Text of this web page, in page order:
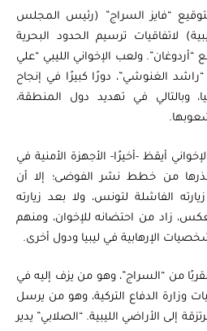
“فايز السراج” (رئيس المجلس
لاتفاقيات ترسيم الحدود البحرية
ولعب الإخواني الليبي “علي
الغنوشي”، دورًا كبيرًا في إنجاح
وبالتالي في تهديد دول المنطقة،
أيقظ -أخيرًا- الأجهزة الأمنية في
من خطط نشر الفوضى؛ إلا أن
الفاشلة لتونس، ولا بعد زيارته
زاد من احتضانه للإخوان، ومنهم
الإرهابية في ليبيا ودول أخرى.
من “السراج”، وهو من يزف إليه في
وزارة الدفاع التركية، وهو من يرسل
إلى الأراضي الليبية. “الصلابي” يدير